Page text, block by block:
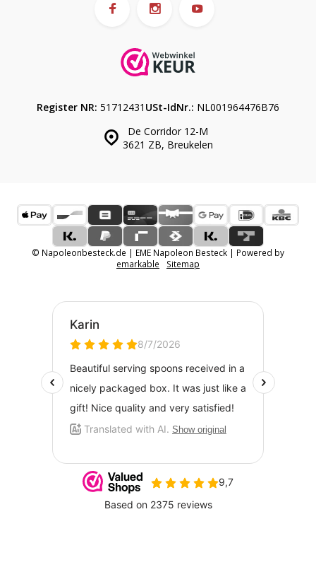
De Corridor 12-M
3621 ZB, Breukelen
Register NR: 51712431 USt-IdNr.: NL001964476B76
© Napoleonbesteck.de | EME Napoleon Besteck | Powered by
emarkable
Sitemap